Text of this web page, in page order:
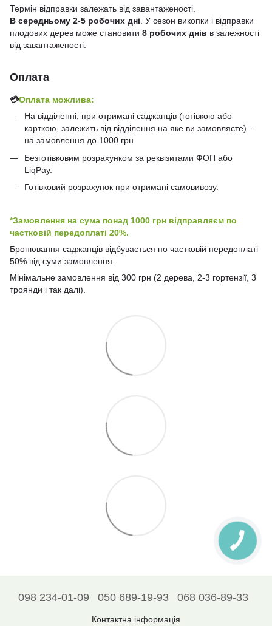
Термін відправки залежать від завантаженості.
В середньому 2-5 робочих дні . У сезон викопки і відправки
плодових дерев може становити 8 робочих днів в залежності
від завантаженості.
Оплата
💳Оплата можлива:
На відділенні, при отримані саджанців (готівкою або
карткою, залежить від відділення на яке ви замовляєте) –
на замовлення до 1000 грн.
Безготівковим розрахунком за реквізитами ФОП або
LiqPay.
Готівковий розрахунок при отримані самовивозу.
*Замовлення на сума понад 1000 грн відправляєм по
частковій передоплаті 20%.
Бронювання саджанців відбувається по частковій передоплаті
50% від суми замовлення.
Мінімальне замовлення від 300 грн (2 дерева, 2-3 гортензії, 3
троянди і так далі).
098 234-01-09 050 689-19-93 068 036-89-33
Контактна інформація